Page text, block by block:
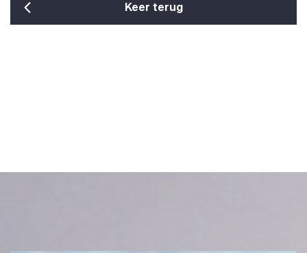
Keer terug